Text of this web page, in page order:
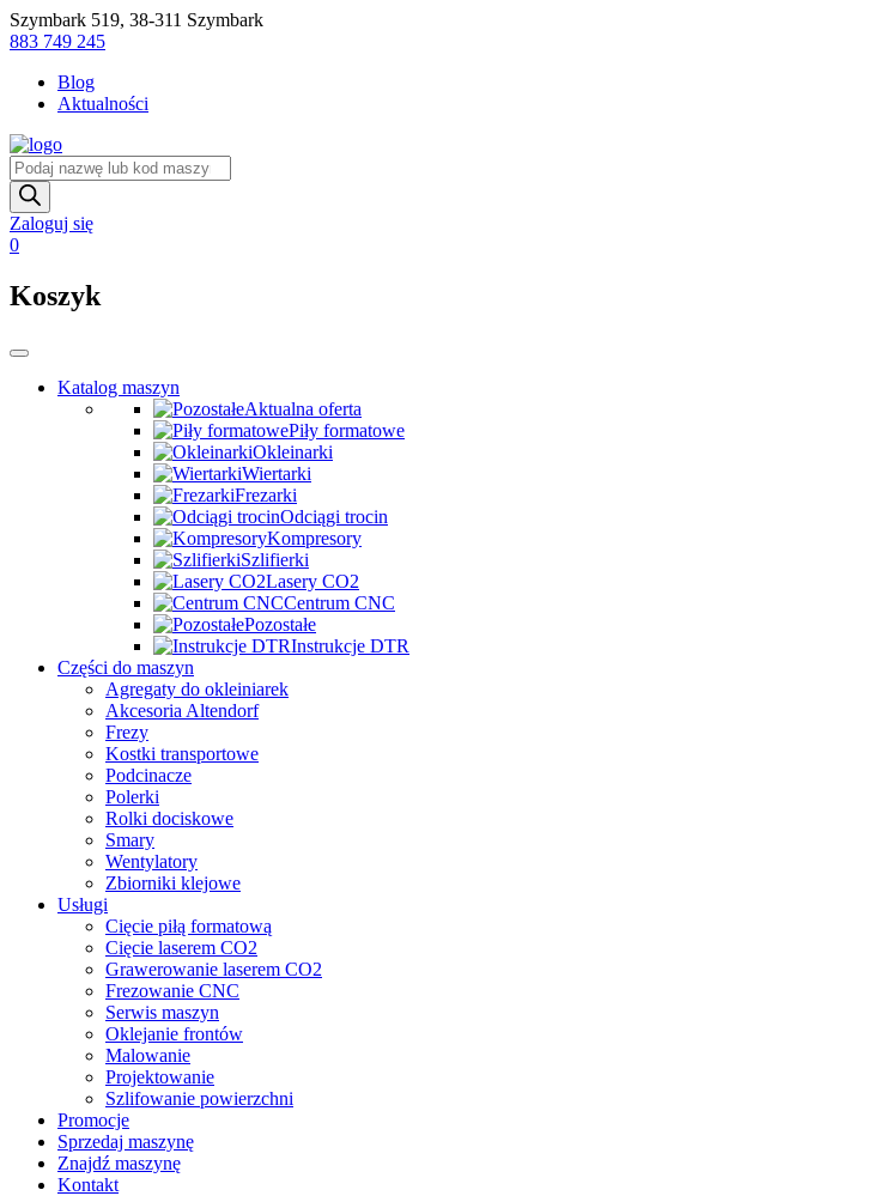
Skip
to
Szymbark 519, 38-311 Szymbark
883 749 245
Blog
Aktualności
Wyszukiwarka
produktów
Zaloguj się
0
Koszyk
Katalog maszyn
Aktualna oferta
Piły formatowe
Okleinarki
Wiertarki
Frezarki
Odciągi trocin
Kompresory
Szlifierki
Lasery CO2
Centrum CNC
Pozostałe
Instrukcje DTR
Części do maszyn
Agregaty do okleiniarek
Akcesoria Altendorf
Frezy
Kostki transportowe
Podcinacze
Polerki
Rolki dociskowe
Smary
Wentylatory
Zbiorniki klejowe
Usługi
Cięcie piłą formatową
Cięcie laserem CO2
Grawerowanie laserem CO2
Frezowanie CNC
Serwis maszyn
Oklejanie frontów
Malowanie
Projektowanie
Szlifowanie powierzchni
Promocje
Sprzedaj maszynę
Znajdź maszynę
Kontakt